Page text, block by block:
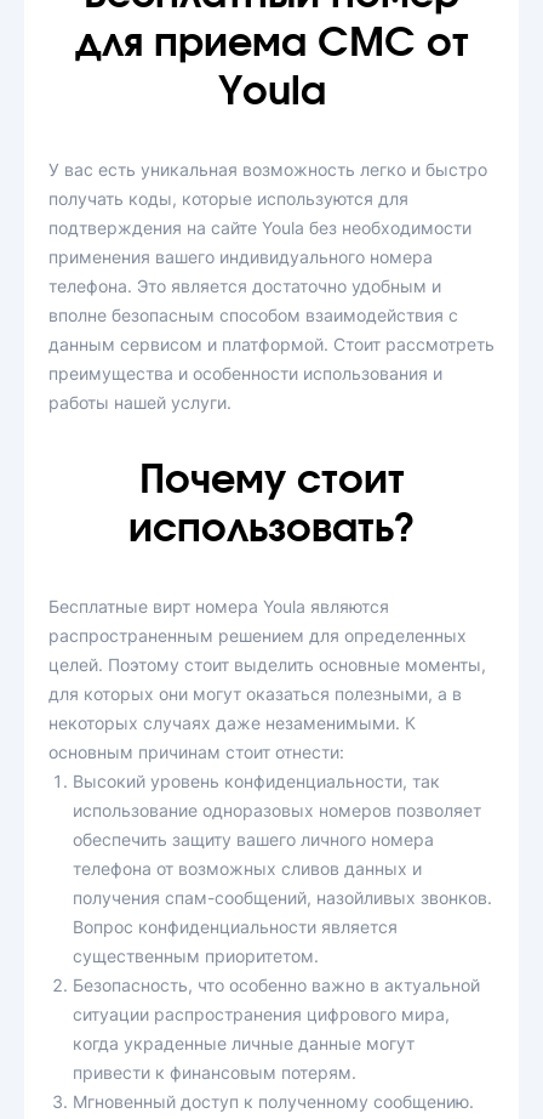
для приема СМС от
Youla
У вас есть уникальная возможность легко и быстро
получать коды, которые используются для
подтверждения на сайте Youla без необходимости
применения вашего индивидуального номера
телефона. Это является достаточно удобным и
вполне безопасным способом взаимодействия с
данным сервисом и платформой. Стоит рассмотреть
преимущества и особенности использования и
работы нашей услуги.
Почему стоит
использовать?
Бесплатные вирт номера Youla являются
распространенным решением для определенных
целей. Поэтому стоит выделить основные моменты,
для которых они могут оказаться полезными, а в
некоторых случаях даже незаменимыми. К
основным причинам стоит отнести:
Высокий уровень конфиденциальности, так
использование одноразовых номеров позволяет
обеспечить защиту вашего личного номера
телефона от возможных сливов данных и
получения спам-сообщений, назойливых звонков.
Вопрос конфиденциальности является
существенным приоритетом.
Безопасность, что особенно важно в актуальной
ситуации распространения цифрового мира,
когда украденные личные данные могут
привести к финансовым потерям.
Мгновенный доступ к полученному сообщению.